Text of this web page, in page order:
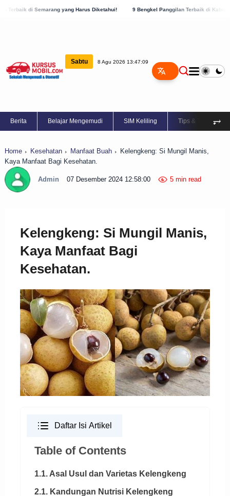
yang Harus Diketahui! 9 Bengkel Panggilan Terbaik di Kabupaten Semarang,
Sabtu 8 Agu 2026 13:47:10
Berita Belajar Mengemudi SIM Keliling Tips & Trik ⥅
Home Kesehatan Manfaat Buah
Kelengkeng: Si Mungil Manis,
Kaya Manfaat Bagi Kesehatan.
Admin 07 Desember 2024 12:58:00 5 min read
Kelengkeng: Si Mungil Manis,
Kaya Manfaat Bagi
Kesehatan.
Daftar Isi Artikel
Table of Contents
1.1. Asal Usul dan Varietas Kelengkeng
2.1. Kandungan Nutrisi Kelengkeng